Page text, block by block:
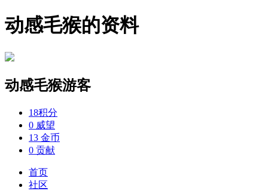
动感毛猴的资料
动感毛猴游客
18积分
0 威望
13 金币
0 贡献
首页
社区